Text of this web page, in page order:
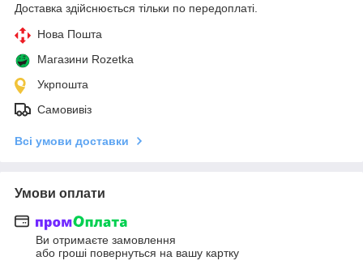
Доставка здійснюється тільки по передоплаті.
Нова Пошта
Магазини Rozetka
Укрпошта
Самовивіз
Всі умови доставки
Умови оплати
Ви отримаєте замовлення
або гроші повернуться на вашу картку